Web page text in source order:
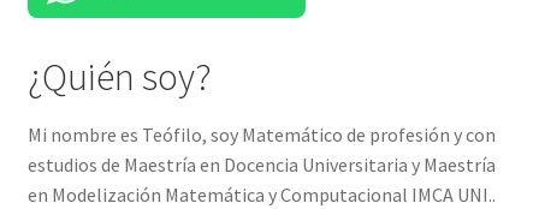
¿Quién soy?
Mi nombre es Teófilo, soy Matemático de profesión y con
estudios de Maestría en Docencia Universitaria y Maestría
en Modelización Matemática y Computacional IMCA UNI..